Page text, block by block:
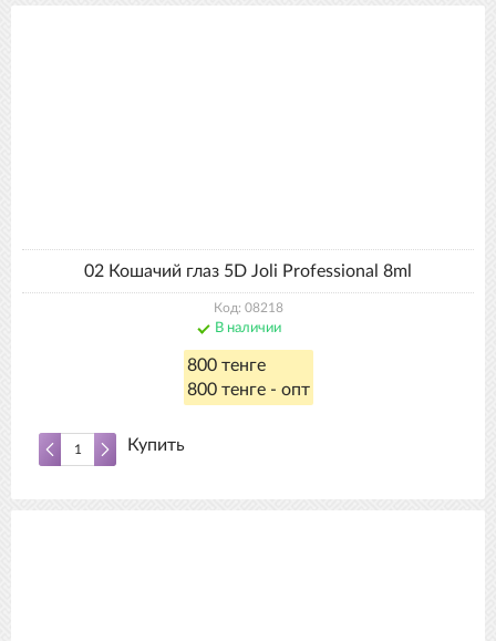
02 Кошачий глаз 5D Joli Professional 8ml
Код: 08218
В наличии
800 тенге
800 тенге - опт
Купить